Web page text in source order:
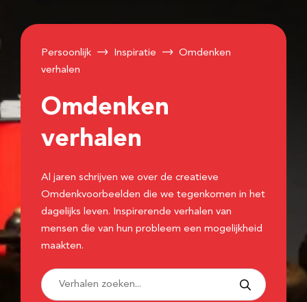
Persoonlijk Inspiratie
Omdenken
verhalen
Omdenken
verhalen
Al jaren schrijven we over de creatieve
Omdenkvoorbeelden die we tegenkomen in het
dagelijks leven. Inspirerende verhalen van
mensen die van hun probleem een mogelijkheid
maakten.